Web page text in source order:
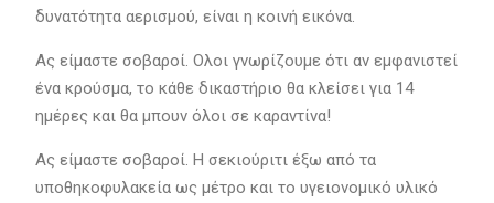
δυνατότητα αερισμού, είναι η κοινή εικόνα.
Ας είμαστε σοβαροί. Ολοι γνωρίζουμε ότι αν εμφανιστεί
ένα κρούσμα, το κάθε δικαστήριο θα κλείσει για 14
ημέρες και θα μπουν όλοι σε καραντίνα!
Ας είμαστε σοβαροί. Η σεκιούριτι έξω από τα
υποθηκοφυλακεία ως μέτρο και το υγειονομικό υλικό